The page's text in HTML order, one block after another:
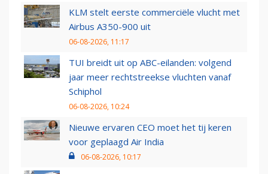
KLM stelt eerste commerciële vlucht met
Airbus A350-900 uit
06-08-2026, 11:17
TUI breidt uit op ABC-eilanden: volgend
jaar meer rechtstreekse vluchten vanaf
Schiphol
06-08-2026, 10:24
Nieuwe ervaren CEO moet het tij keren
voor geplaagd Air India
06-08-2026, 10:17